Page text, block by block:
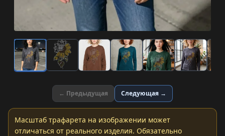
← Предыдущая Следующая →
Масштаб трафарета на изображении может
отличаться от реального изделия. Обязательно